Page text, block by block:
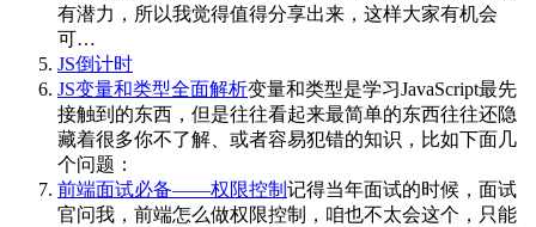
有潜力，所以我觉得值得分享出来，这样大家有机会
可…
JS倒计时
JS变量和类型全面解析变量和类型是学习JavaScript最先
接触到的东西，但是往往看起来最简单的东西往往还隐
藏着很多你不了解、或者容易犯错的知识，比如下面几
个问题：
前端面试必备——权限控制 记得当年面试的时候，面试
官问我，前端怎么做权限控制，咱也不太会这个，只能